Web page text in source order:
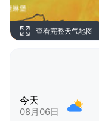
查看完整天气地图
今天
08月06日